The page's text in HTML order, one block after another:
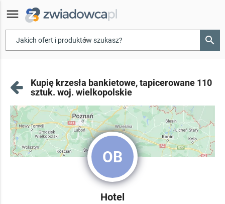
menu
▾ search
Kupię krzesła bankietowe, tapicerowane 110
sztuk. woj. wielkopolskie
OB
Hotel